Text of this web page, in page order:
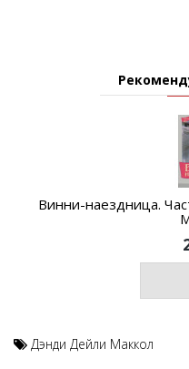
Винни-наездница.
Дэнди Дейли Маккол